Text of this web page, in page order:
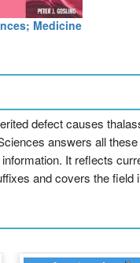
Medicine
defect causes
answers all
It reflects
and covers the field